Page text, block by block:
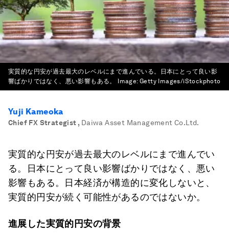
実質的な円安が過去最大のレベルにまで進んでいる。日本にとって良い影
響ばかりではなく、悪い影響もある。
Image:Getty Images/iStockphoto
Yuji Kameoka
Chief FX Strategist , Daiwa Asset Management Co.Ltd.
実質的な円安が過去最大のレベルにまで進んでい
る。日本にとって良い影響ばかりではなく、悪い
影響もある。日本経済が構造的に変化しないと、
実質的円安が続く可能性があるのではないか。
進展した実質的円安の背景